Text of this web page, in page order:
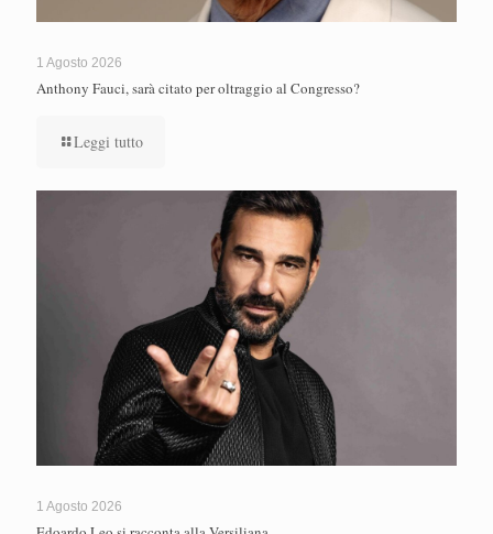
1 Agosto 2026
Anthony Fauci, sarà citato per oltraggio al Congresso?
Leggi tutto
1 Agosto 2026